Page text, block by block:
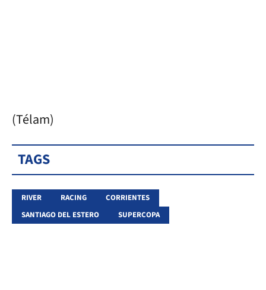
(Télam)
TAGS
RIVER RACING
CORRIENTES
SANTIAGO DEL ESTERO
SUPERCOPA